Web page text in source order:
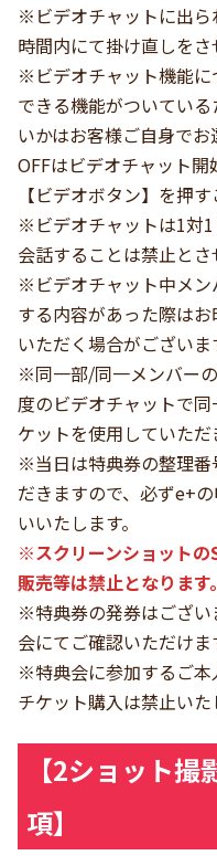
※ビデオチャットに出ら
時間内にて掛け直しをさ
※ビデオチャット機能に
できる機能がついてい
いかはお客様ご自身で
OFFはビデオチャット
【ビデオボタン】を押す
※ビデオチャットは1対1
会話することは禁止とさ
※ビデオチャット中メン
する内容があった際は
いただく場合がございま
※同一部/同一メンバー
度のビデオチャットで
ケットを使用していただ
※当日は特典券の整理番
だきますので、必ずe+
いいたします。
※スクリーンショットの
販売等は禁止となります。
※特典券の発券はござい
会にてご確認いただけま
※特典会に参加するご本
チケット購入は禁止いた
【2ショット
項】